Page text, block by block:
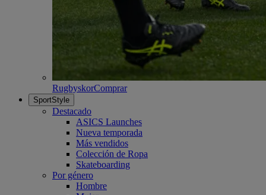
RugbyskorComprar
SportStyle
Destacado
ASICS Launches
Nueva temporada
Más vendidos
Colección de Ropa
Skateboarding
Por género
Hombre